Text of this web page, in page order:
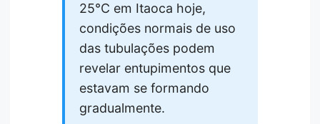
25°C em Itaoca hoje,
condições normais de uso
das tubulações podem
revelar entupimentos que
estavam se formando
gradualmente.